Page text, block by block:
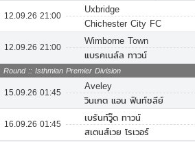
12.09.26 21:00
Uxbridge
Chichester City FC
12.09.26 21:00
Wimborne Town
แบรคเนล์ล ทาวน์
Round :: Isthmian Premier Division
15.09.26 01:45
Aveley
วินเกต แอน ฟินท์ชลีย์
16.09.26 01:45
เบร้นท์วู๊ด ทาวน์
สเตนส์เวย โรเวอร์